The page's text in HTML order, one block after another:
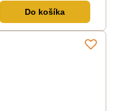
Do košíka